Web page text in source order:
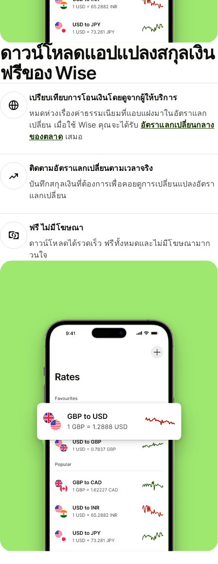
ดาวน์โหลดแอปแปลงสกุลเงิน
ฟรีของ Wise
เปรียบเทียบการโอนเงินโดยดูจากผู้ให้บริการ
หมดห่วงเรื่องค่าธรรมเนียมที่แอบแฝงมาในอัตราแลก
เปลี่ยน เมื่อใช้ Wise คุณจะได้รับ อัตราแลกเปลี่ยนกลาง
ของตลาดเสมอ
ติดตามอัตราแลกเปลี่ยนตามเวลาจริง
บันทึกสกุลเงินที่ต้องการเพื่อคอยดูการเปลี่ยนแปลงอัตรา
แลกเปลี่ยน
ฟรี ไม่มีโฆษณา
ดาวน์โหลดได้รวดเร็ว ฟรีทั้งหมดและไม่มีโฆษณามาก
วนใจ